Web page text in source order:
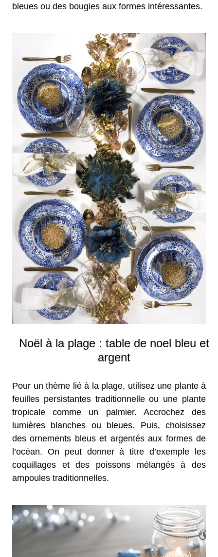
bleues ou des bougies aux formes intéressantes.
Noël à la plage : table de noel bleu et
argent
Pour un thème lié à la plage, utilisez une plante à
feuilles persistantes traditionnelle ou une plante
tropicale comme un palmier. Accrochez des
lumières blanches ou bleues. Puis, choisissez
des ornements bleus et argentés aux formes de
l’océan. On peut donner à titre d’exemple les
coquillages et des poissons mélangés à des
ampoules traditionnelles.